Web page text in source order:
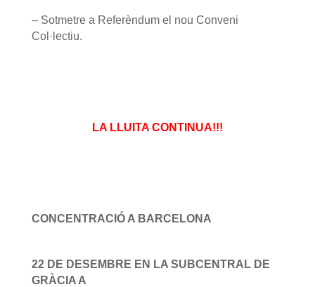
– Sotmetre a Referèndum el nou Conveni
Col·lectiu.
LA LLUITA CONTINUA!!!
CONCENTRACIÓ A BARCELONA
22 DE DESEMBRE EN LA SUBCENTRAL DE
GRÀCIA A